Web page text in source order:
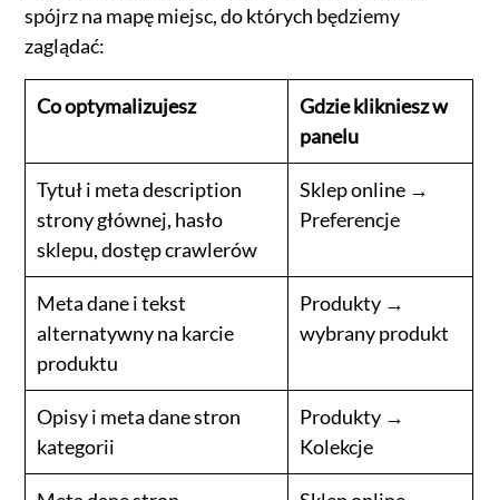
spójrz na mapę miejsc, do których będziemy
zaglądać:
Co optymalizujesz
Gdzie klikniesz w
panelu
Tytuł i meta description
strony głównej, hasło
sklepu, dostęp crawlerów
Sklep online →
Preferencje
Meta dane i tekst
alternatywny na karcie
produktu
Produkty →
wybrany produkt
Opisy i meta dane stron
kategorii
Produkty →
Kolekcje